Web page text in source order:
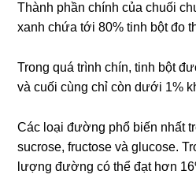
Thành phần chính của chuối
xanh chứa tới 80% tinh bột đo
Trong quá trình chín, tinh bột
và cuối cùng chỉ còn dưới 1%
Các loại đường phổ biến nhất
sucrose, fructose và glucose.
lượng đường có thể đạt hơn